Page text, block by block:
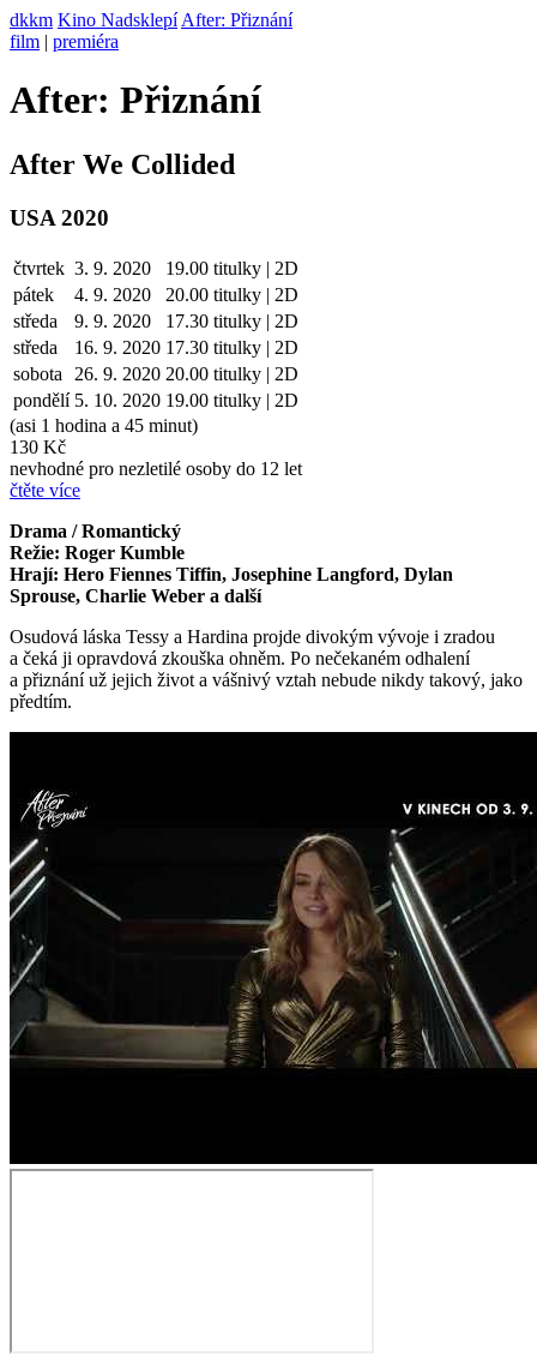
dkkm Kino Nadsklepí After: Přiznání
film | premiéra
After: Přiznání
After We Collided
USA 2020
čtvrtek 3. 9. 2020 19.00 titulky | 2D
pátek
4. 9. 2020 20.00 titulky | 2D
středa
9. 9. 2020 17.30 titulky | 2D
středa
16. 9. 2020 17.30 titulky | 2D
sobota
26. 9. 2020 20.00 titulky | 2D
pondělí 5. 10. 2020 19.00 titulky | 2D
(asi 1 hodina a 45 minut)
130 Kč
nevhodné pro nezletilé osoby do 12 let
čtěte více
Drama / Romantický
Režie: Roger Kumble
Hrají: Hero Fiennes Tiffin, Josephine Langford, Dylan
Sprouse, Charlie Weber a další
Osudová láska Tessy a Hardina projde divokým vývoje i zradou
a čeká ji opravdová zkouška ohněm. Po nečekaném odhalení
a přiznání už jejich život a vášnivý vztah nebude nikdy takový, jako
předtím.